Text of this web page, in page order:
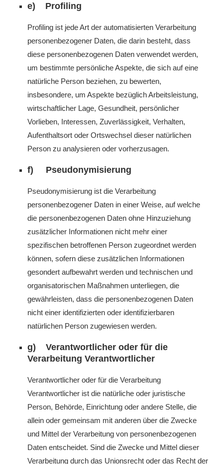
e) Profiling
Profiling ist jede Art der automatisierten Verarbeitung
personenbezogener Daten, die darin besteht, dass
diese personenbezogenen Daten verwendet werden,
um bestimmte persönliche Aspekte, die sich auf eine
natürliche Person beziehen, zu bewerten,
insbesondere, um Aspekte bezüglich Arbeitsleistung,
wirtschaftlicher Lage, Gesundheit, persönlicher
Vorlieben, Interessen, Zuverlässigkeit, Verhalten,
Aufenthaltsort oder Ortswechsel dieser natürlichen
Person zu analysieren oder vorherzusagen.
f) Pseudonymisierung
Pseudonymisierung ist die Verarbeitung
personenbezogener Daten in einer Weise, auf welche
die personenbezogenen Daten ohne Hinzuziehung
zusätzlicher Informationen nicht mehr einer
spezifischen betroffenen Person zugeordnet werden
können, sofern diese zusätzlichen Informationen
gesondert aufbewahrt werden und technischen und
organisatorischen Maßnahmen unterliegen, die
gewährleisten, dass die personenbezogenen Daten
nicht einer identifizierten oder identifizierbaren
natürlichen Person zugewiesen werden.
g) Verantwortlicher oder für die
Verarbeitung Verantwortlicher
Verantwortlicher oder für die Verarbeitung
Verantwortlicher ist die natürliche oder juristische
Person, Behörde, Einrichtung oder andere Stelle, die
allein oder gemeinsam mit anderen über die Zwecke
und Mittel der Verarbeitung von personenbezogenen
Daten entscheidet. Sind die Zwecke und Mittel dieser
Verarbeitung durch das Unionsrecht oder das Recht der